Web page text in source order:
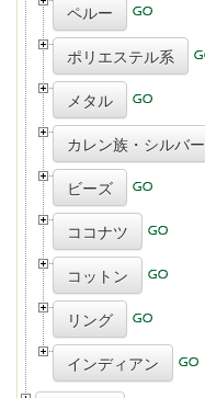
ペルー
ポリエステル系
メタル
カレン族・シルバー
ビーズ
ココナツ
コットン
リング
インディアン